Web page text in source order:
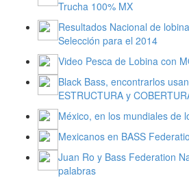
Trucha 100% MX
Resultados Nacional de
Selección para el 2014
Video Pesca de Lobina con
Black Bass, encontrarlos
ESTRUCTURA y
México, en los mundiales de
Mexicanos en BASS
Juan Ro y Bass Federation
palabras